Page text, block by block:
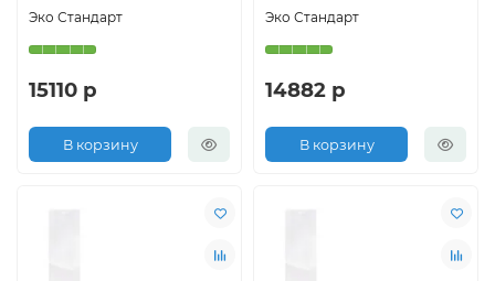
Эко Стандарт
15110 р
В корзину
Эко Стандарт
14882 р
В корзину